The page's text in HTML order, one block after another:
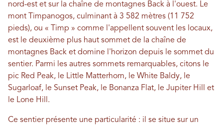
nord-est et sur la chaîne de montagnes Back à l'ouest. Le
mont Timpanogos, culminant à 3 582 mètres (11 752
pieds), ou « Timp » comme l'appellent souvent les locaux,
est le deuxième plus haut sommet de la chaîne de
montagnes Back et domine l'horizon depuis le sommet du
sentier. Parmi les autres sommets remarquables, citons le
pic Red Peak, le Little Matterhorn, le White Baldy, le
Sugarloaf, le Sunset Peak, le Bonanza Flat, le Jupiter Hill et
le Lone Hill.
Ce sentier présente une particularité : il se situe sur un